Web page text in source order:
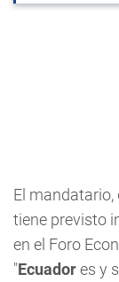
El mandatario,
tiene previsto
en el Foro
"Ecuadores y